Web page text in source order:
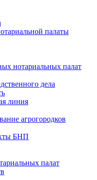
палаты
нотариальных палат
дела
линия
агрогородков
БНП
палат